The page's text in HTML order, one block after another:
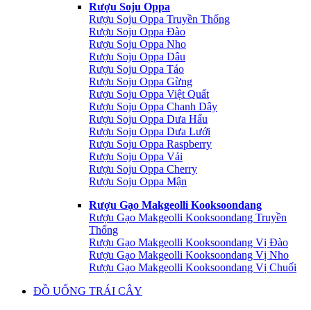
Rượu Soju Oppa
Rượu Soju Oppa Truyền Thống
Rượu Soju Oppa Đào
Rượu Soju Oppa Nho
Rượu Soju Oppa Dâu
Rượu Soju Oppa Táo
Rượu Soju Oppa Gừng
Rượu Soju Oppa Việt Quất
Rượu Soju Oppa Chanh Dây
Rượu Soju Oppa Dưa Hấu
Rượu Soju Oppa Dưa Lưới
Rượu Soju Oppa Raspberry
Rượu Soju Oppa Vải
Rượu Soju Oppa Cherry
Rượu Soju Oppa Mận
Rượu Gạo Makgeolli Kooksoondang
Rượu Gạo Makgeolli Kooksoondang Truyền
Thống
Rượu Gạo Makgeolli Kooksoondang Vị Đào
Rượu Gạo Makgeolli Kooksoondang Vị Nho
Rượu Gạo Makgeolli Kooksoondang Vị Chuối
ĐỒ UỐNG TRÁI CÂY